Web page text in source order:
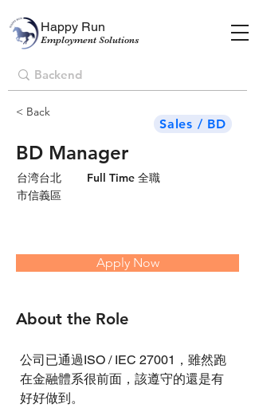
Happy Run
Employment Solutions
< Back
Sales / BD
BD Manager
台湾台北
市信義區
Full Time 全職
Apply Now
About the Role
公司已通過ISO / IEC 27001，雖然跑
在金融體系很前面，該遵守的還是有
好好做到。